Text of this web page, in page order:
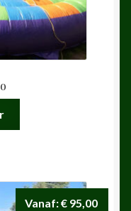
Vanaf:€ 95,00